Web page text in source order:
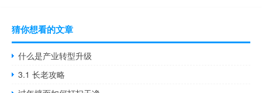
猜你想看的文章
什么是产业转型升级
3.1 长老攻略